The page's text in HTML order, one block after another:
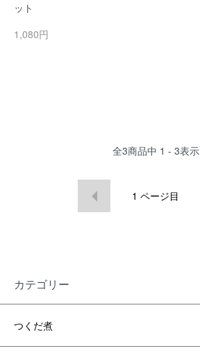
ット
1,080円
全3商品中 1 - 3表示
1 ページ目
カテゴリー
つくだ煮